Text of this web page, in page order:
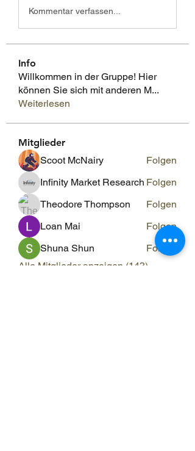
Kommentar verfassen...
Info
Willkommen in der Gruppe! Hier
können Sie sich mit anderen M...
Weiterlesen
Mitglieder
Scoot McNairy
Folgen
Infinity Market Research Folgen
Theodore Thompson
Folgen
Loan Mai
Folgen
Shuna Shun
Folgen
Alle Mitglieder anzeigen (143)